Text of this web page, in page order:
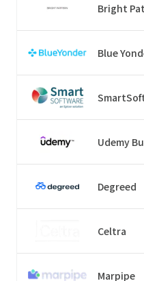
Bright
Blue
Udemy
Degreed
Celtra
Marpipe